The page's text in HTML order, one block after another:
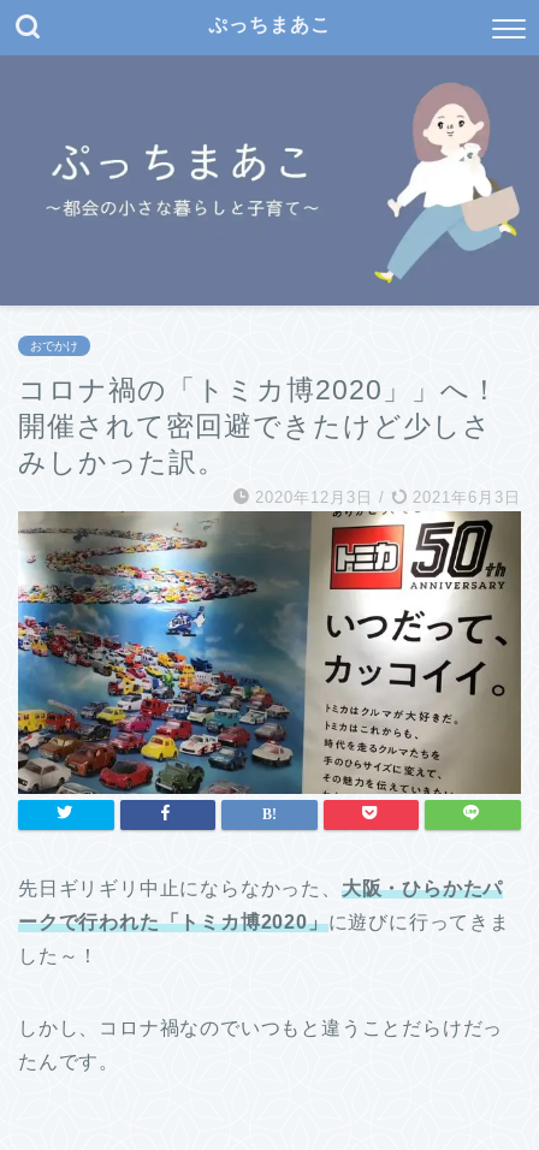
ぷっちまあこ
おでかけ
コロナ禍の「トミカ博2020」」へ！
開催されて密回避できたけど少しさ
みしかった訳。
2020年12月3日 / 2021年6月3日
先日ギリギリ中止にならなかった、 大阪・ひらかたパ
ークで行われた「トミカ博2020」に遊びに行ってきま
した～！
しかし、コロナ禍なのでいつもと違うことだらけだっ
たんです。